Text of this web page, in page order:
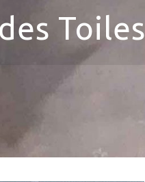
Toiles